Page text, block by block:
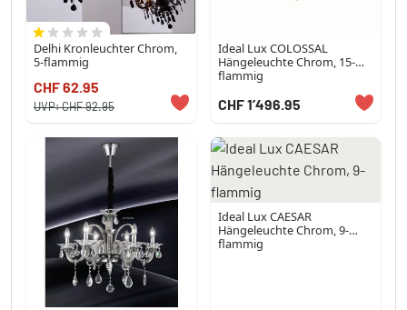
Delhi Kronleuchter Chrom,
5-flammig
CHF 62.95
UVP:CHF 92.95
Ideal Lux COLOSSAL
Hängeleuchte Chrom, 15-
flammig
CHF 1’496.95
Ideal Lux CAESAR
Hängeleuchte Chrom, 9-
flammig